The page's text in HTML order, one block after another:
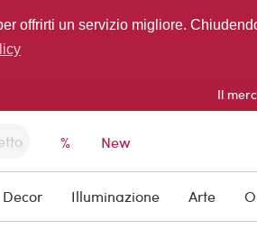
offrirti un servizio migliore.
Il
% New
Decor Illuminazione Arte